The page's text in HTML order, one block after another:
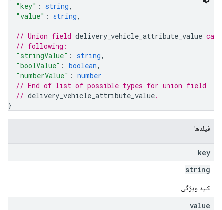
"key" : string,
"value" : string,
// Union field delivery_vehicle_attribute_value
// following:
"stringValue" : string,
"boolValue" : boolean,
"numberValue" : number
// End of list of possible types for union field
// delivery_vehicle_attribute_value.
}
فیلدها
key
string
کلید ویژگی
value